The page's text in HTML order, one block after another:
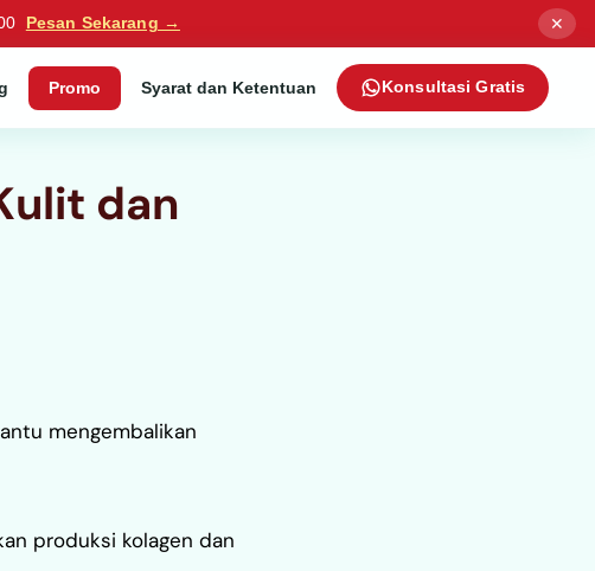
Pesan Sekarang → ✕
Promo Syarat dan Ketentuan Konsultasi Gratis
dan
mengembalikan
produksi kolagen dan